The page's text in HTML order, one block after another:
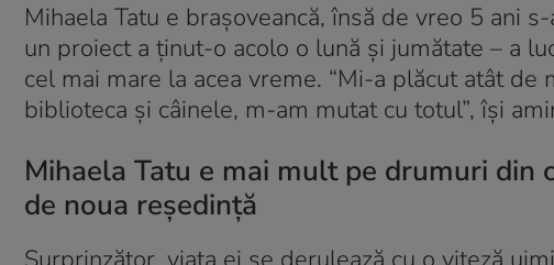
Mihaela Tatu e brașoveancă, însă de vreo 5 ani
un proiect a ținut-o acolo o lună și jumătate – a
cel mai mare la acea vreme. “Mi-a plăcut atât
biblioteca și câinele, m-am mutat cu totul”, își
Mihaela Tatu e mai mult pe drumuri din
de noua reședință